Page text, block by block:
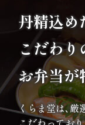
舗
案
内
種
丹精込め
こだわり
お弁当が
くらま堂は､厳